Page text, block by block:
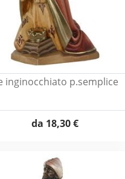
inginocchiato p.semplice
da 18,30 €